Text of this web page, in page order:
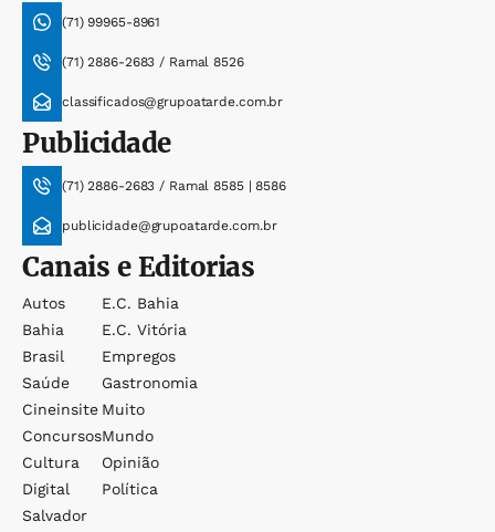
(71) 99965-8961
(71) 2886-2683 / Ramal 8526
classificados@grupoatarde.com.br
Publicidade
(71) 2886-2683 / Ramal 8585 | 8586
publicidade@grupoatarde.com.br
Canais e Editorias
Autos
Bahia
Brasil
Saúde
Cineinsite
Concursos
Cultura
Digital
Salvador
E.c. Bahia
E.c. Vitória
Empregos
Gastronomia
Muito
Mundo
Opinião
Política